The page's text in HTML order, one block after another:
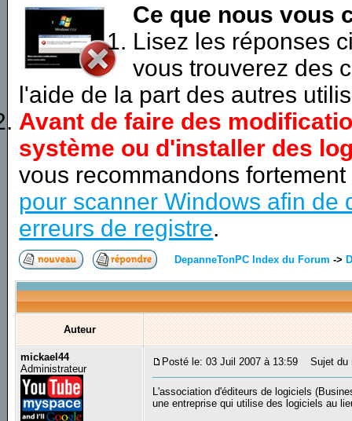
Ce que nous vous
Lisez les réponses
vous trouverez des
l'aide de la part des autres
Avant de faire des
système ou d'installer des
vous recommandons
pour scanner Windows afin de
erreurs de registre.
DepanneTonPC Index du Forum ->
Auteur
mickael44
Administrateur
Posté le: 03 Juil 2007 à 13:59 Sujet du
L'association d'éditeurs de logiciels
une entreprise qui utilise des logiciels au